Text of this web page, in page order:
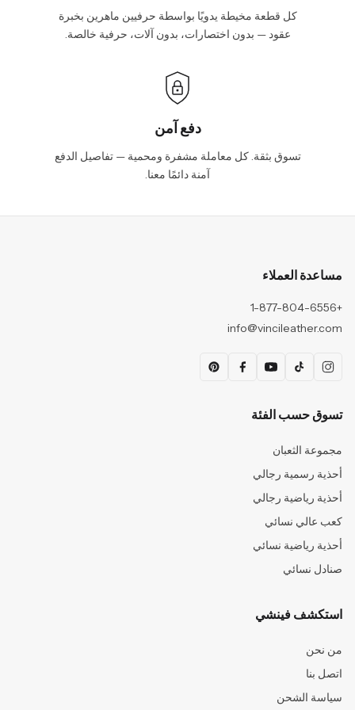
كل قطعة مخيطة يدويًا بواسطة حرفيين ماهرين بخبرة
عقود — بدون اختصارات، بدون آلات، حرفية خالصة.
دفع آمن
تسوق بثقة. كل معاملة مشفرة ومحمية — تفاصيل الدفع
آمنة دائمًا معنا.
مساعدة العملاء
+1-877-804-6556
info@vincileather.com
تسوق حسب الفئة
مجموعة الثعبان
أحذية رسمية رجالي
أحذية رياضية رجالي
كعب عالي نسائي
أحذية رياضية نسائي
صنادل نسائي
استكشف فينشي
من نحن
اتصل بنا
سياسة الشحن